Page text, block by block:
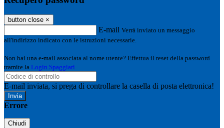
button close ×
E-mail Verrà inviato un messaggio
all'indirizzo indicato con le istruzioni necessarie.
Non hai una e-mail associata al nome utente? Effettua il reset della password
tramite la Login Spaggiari
E-mail inviata, si prega di controllare la casella di posta elettronica!
Errore
Chiudi